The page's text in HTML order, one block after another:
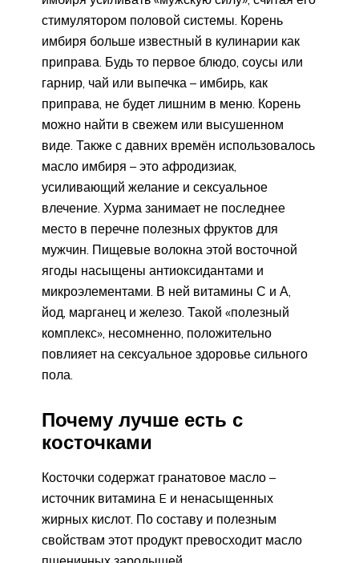
стимулятором половой системы. Корень
имбиря больше известный в кулинарии как
приправа. Будь то первое блюдо, соусы или
гарнир, чай или выпечка – имбирь, как
приправа, не будет лишним в меню. Корень
можно найти в свежем или высушенном
виде. Также с давних времён использовалось
масло имбиря – это афродизиак,
усиливающий желание и сексуальное
влечение. Хурма занимает не последнее
место в перечне полезных фруктов для
мужчин. Пищевые волокна этой восточной
ягоды насыщены антиоксидантами и
микроэлементами. В ней витамины С и А,
йод, марганец и железо. Такой «полезный
комплекс», несомненно, положительно
повлияет на сексуальное здоровье сильного
пола.
Почему лучше есть с
косточками
Косточки содержат гранатовое масло –
источник витамина E и ненасыщенных
жирных кислот. По составу и полезным
свойствам этот продукт превосходит масло